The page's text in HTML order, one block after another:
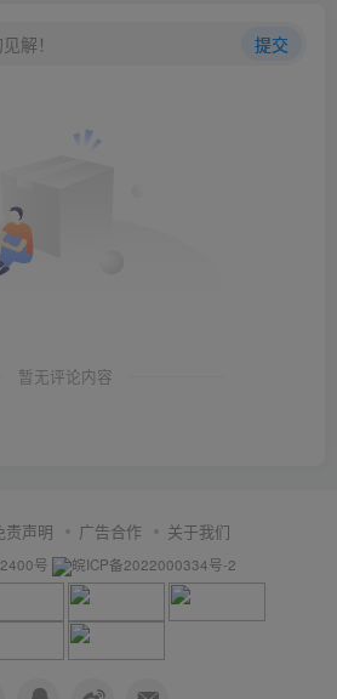
解！ 提交
暂无评论内容
责声明 广告合作 关于我们
号 皖ICP备2022000334号-2